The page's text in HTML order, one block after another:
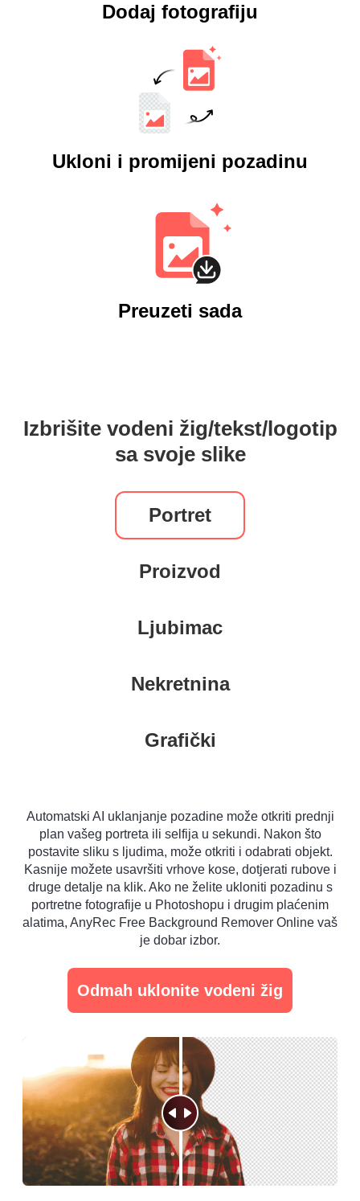
Dodaj fotografiju
Ukloni i promijeni pozadinu
Preuzeti sada
Izbrišite vodeni žig/tekst/logotip
sa svoje slike
Portret
Proizvod
Ljubimac
Nekretnina
Grafički
Automatski AI uklanjanje pozadine može otkriti prednji
plan vašeg portreta ili selfija u sekundi. Nakon što
postavite sliku s ljudima, može otkriti i odabrati objekt.
Kasnije možete usavršiti vrhove kose, dotjerati rubove i
druge detalje na klik. Ako ne želite ukloniti pozadinu s
portretne fotografije u Photoshopu i drugim plaćenim
alatima, AnyRec Free Background Remover Online vaš
je dobar izbor.
Odmah uklonite vodeni žig